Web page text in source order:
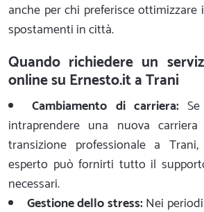
anche per chi preferisce
spostamenti in città.
Quando richiedere un
online su Ernesto.it a Trani
Cambiamento di carriera:Se
intraprendere una nuova
transizione professionale a
esperto può fornirti tutto il
necessari.
Gestione dello stress:Nei